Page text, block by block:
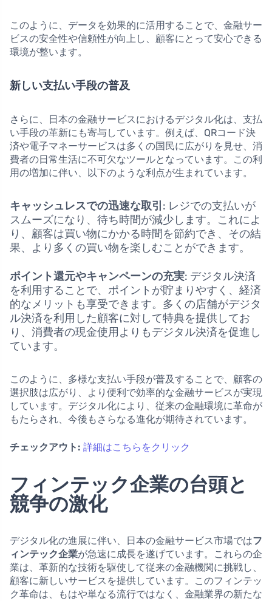
このように、データを効果的に活用することで、金融サー
ビスの安全性や信頼性が向上し、顧客にとって安心できる
環境が整います。
新しい支払い手段の普及
さらに、日本の金融サービスにおけるデジタル化は、支払
い手段の革新にも寄与しています。例えば、QRコード決
済や電子マネーサービスは多くの国民に広がりを見せ、消
費者の日常生活に不可欠なツールとなっています。この利
用の増加に伴い、以下のような利点が生まれています。
キャッシュレスでの迅速な取引 : レジでの支払いが
スムーズになり、待ち時間が減少します。これによ
り、顧客は買い物にかかる時間を節約でき、その結
果、より多くの買い物を楽しむことができます。
ポイント還元やキャンペーンの充実: デジタル決済
を利用することで、ポイントが貯まりやすく、経済
的なメリットも享受できます。多くの店舗がデジタ
ル決済を利用した顧客に対して特典を提供してお
り、消費者の現金使用よりもデジタル決済を促進し
ています。
このように、多様な支払い手段が普及することで、顧客の
選択肢は広がり、より便利で効率的な金融サービスが実現
しています。デジタル化により、従来の金融環境に革命が
もたらされ、今後もさらなる進化が期待されています。
チェックアウト: 詳細はこちらをクリック
フィンテック企業の台頭と
競争の激化
デジタル化の進展に伴い、日本の金融サービス市場ではフ
ィンテック企業が急速に成長を遂げています。これらの企
業は、革新的な技術を駆使して従来の金融機関に挑戦し、
顧客に新しいサービスを提供しています。このフィンテッ
ク革命は、もはや単なる流行ではなく、金融業界の新たな